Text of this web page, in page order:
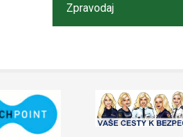
Zpravodaj